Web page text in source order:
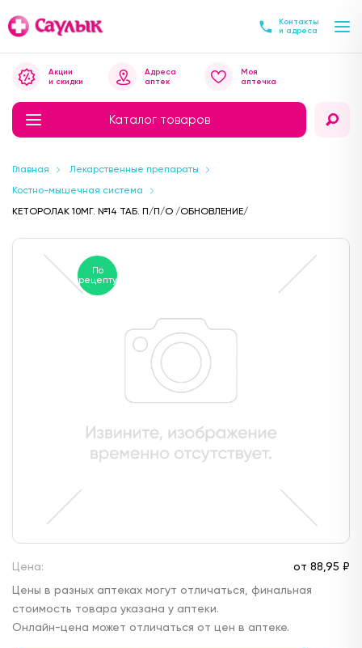
Контакты
и адреса
Каталог товаров
Акции
и скидки
Адреса
аптек
Моя
аптечка
Главная
Лекарственные препараты
Костно-мышечная система
КЕТОРОЛАК 10МГ. №14 ТАБ. П/П/О /ОБНОВЛЕНИЕ/
По
рецепту
Цена: от 88, 95 ₽
Цены в разных аптеках могут отличаться, финальная
стоимость товара указана у аптеки.
Онлайн-цена может отличаться от цен в аптеке.